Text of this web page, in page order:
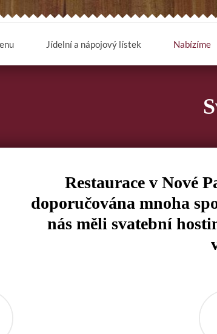
Jídelní a nápojový lístek Nabízíme
Restaurace v Nové
doporučována mnoha
nás měli svatební